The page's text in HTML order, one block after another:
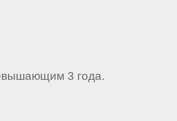
3 года.